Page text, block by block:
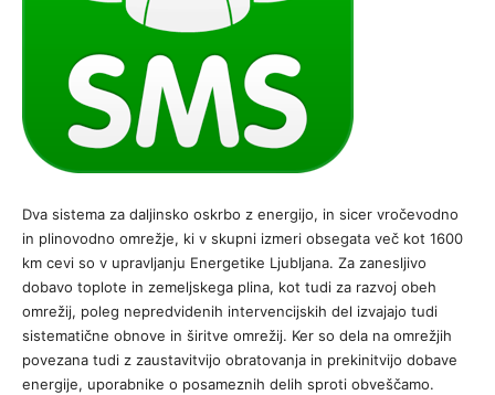
Dva sistema za daljinsko oskrbo z energijo, in sicer vročevodno
in plinovodno omrežje, ki v skupni izmeri obsegata več kot 1600
km cevi so v upravljanju Energetike Ljubljana. Za zanesljivo
dobavo toplote in zemeljskega plina, kot tudi za razvoj obeh
omrežij, poleg nepredvidenih intervencijskih del izvajajo tudi
sistematične obnove in širitve omrežij. Ker so dela na omrežjih
povezana tudi z zaustavitvijo obratovanja in prekinitvijo dobave
energije, uporabnike o posameznih delih sproti obveščamo.